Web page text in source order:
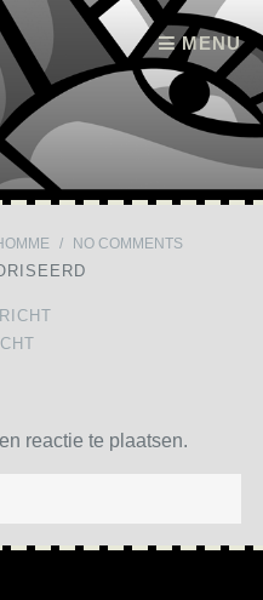
MENU
/ NO COMMENTS
reactie te plaatsen.